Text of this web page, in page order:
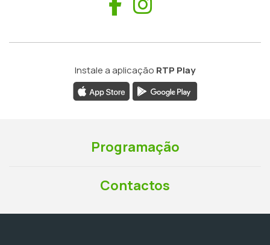
Instale a aplicação RTP Play
Programação
Contactos